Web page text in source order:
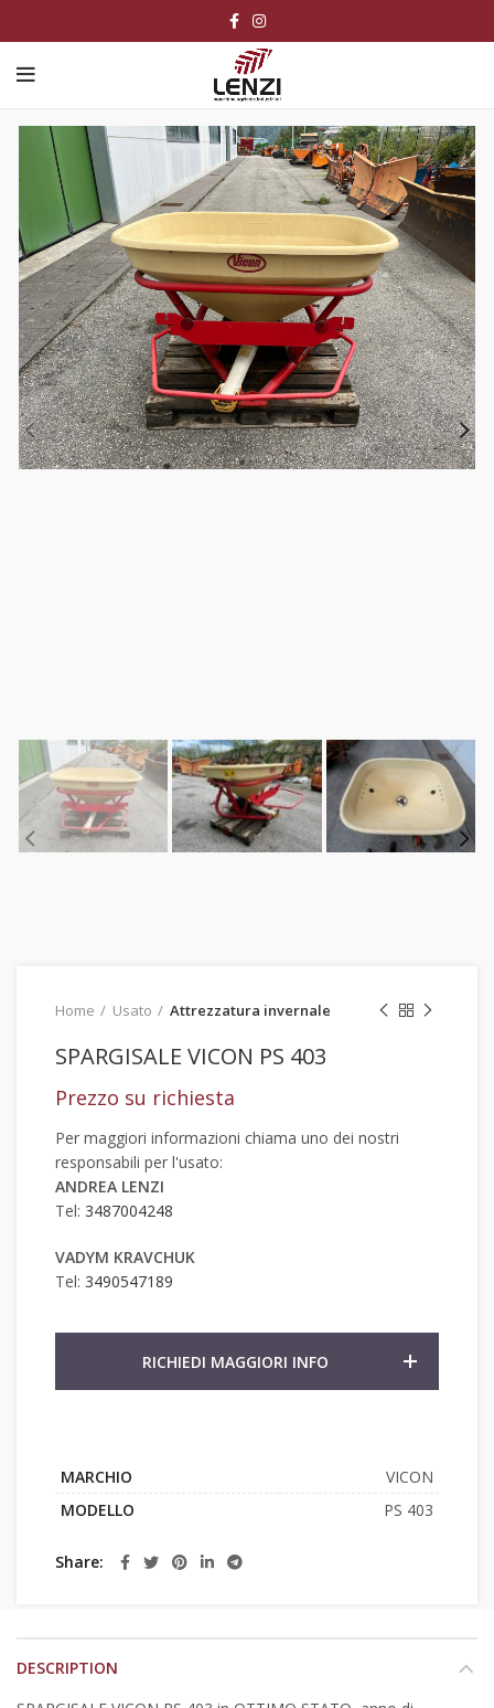
Home Usato Attrezzatura invernale
SPARGISALE VICON PS 403
Prezzo su richiesta
Per maggiori informazioni chiama uno dei nostri
responsabili per l'usato:
ANDREA LENZI
Tel: 3487004248
VADYM KRAVCHUK
Tel: 3490547189
RICHIEDI MAGGIORI INFO
MARCHIO
VICON
MODELLO
PS 403
Share
DESCRIPTION